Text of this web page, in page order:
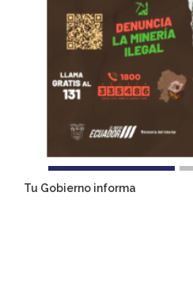
Tu Gobierno informa